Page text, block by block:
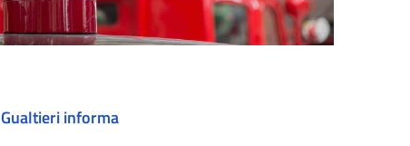
Gualtieri informa